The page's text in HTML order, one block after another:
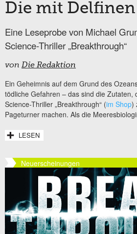
Die mit
Eine Leseprobe von Michael
Science-Thriller „Breakthrough“
von Die Redaktion
Ein Geheimnis auf dem Grund des
tödliche Gefahren – das sind die Zutaten,
Science-Thriller „Breakthrough“ (im Shop)
Pageturner machen. Als die
LESEN
Neuerscheinungen